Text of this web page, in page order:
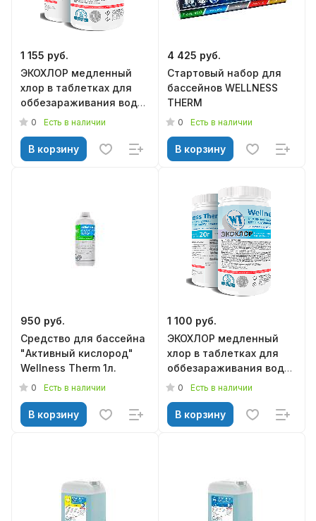
1 155 руб.
ЭКОХЛОР медленный
хлор в таблетках для
оббезараживания воды
в бассейнах 200г. (1кг)
0 Есть в наличии
В корзину
4 425 руб.
Стартовый набор для
бассейнов WELLNESS
THERM
0 Есть в наличии
В корзину
950 руб.
Средство для бассейна
"Активный кислород"
Wellness Therm 1л.
0 Есть в наличии
В корзину
1 100 руб.
ЭКОХЛОР медленный
хлор в таблетках для
оббезараживания воды
в бассейнах 20г. (1кг)
0 Есть в наличии
В корзину